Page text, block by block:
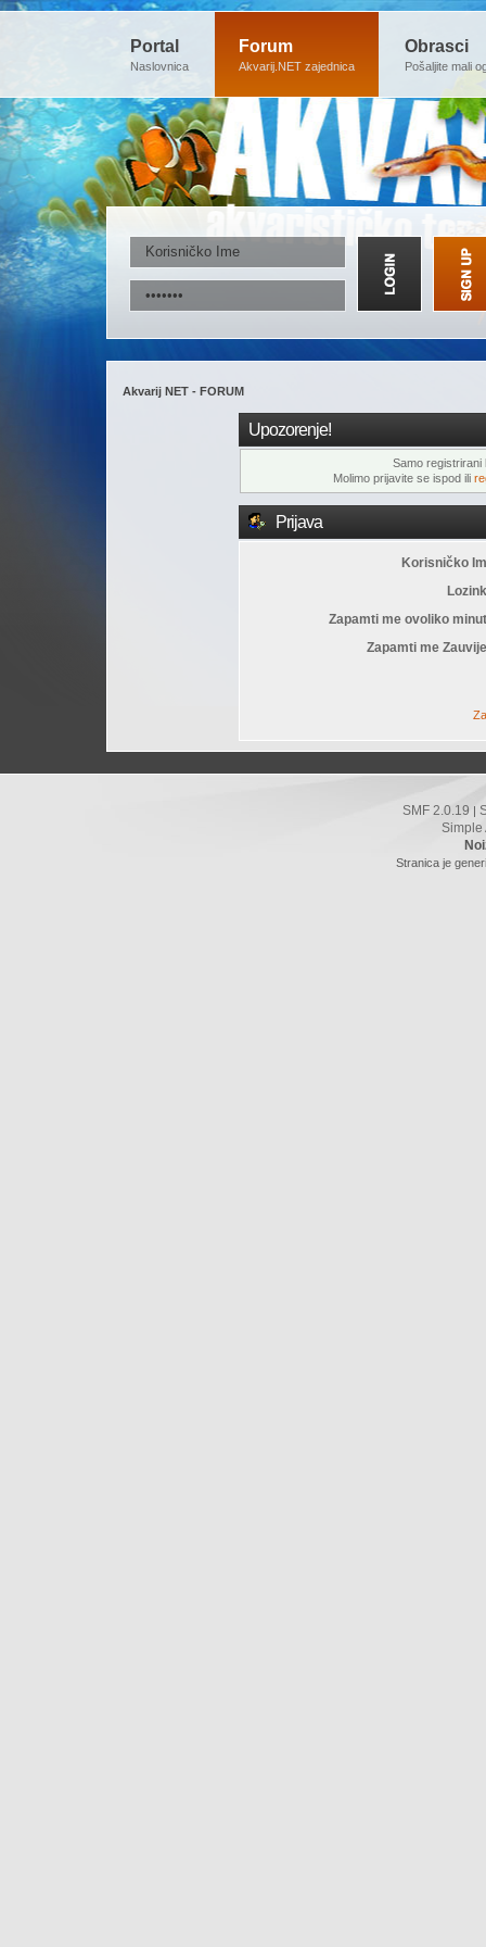
Portal
Naslovnica
Forum
Akvarij.NET zajednica
Obrasci
Pošaljite mali
Akvarij NET - FORUM
Upozorenje!
Samo registrirani
Molimo prijavite se ispod ili
Prijava
Korisničko
Zapamti me ovoliko
Zapamti me
SMF 2.0.19
Simple
Stranica je